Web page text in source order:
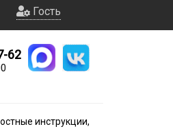
Гость
62
инструкции,